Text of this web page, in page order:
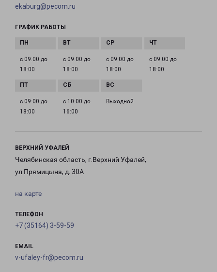
ekaburg@pecom.ru
ГРАФИК РАБОТЫ
с 09:00 до
18:00
с 09:00 до
18:00
с 09:00 до
18:00
с 09:00 до
18:00
с 09:00 до
18:00
с 10:00 до
16:00
Выходной
ВЕРХНИЙ УФАЛЕЙ
Челябинская область, г.Верхний Уфалей,
ул.Прямицына, д. 30А
на карте
ТЕЛЕФОН
+7 (35164) 3-59-59
EMAIL
v-ufaley-fr@pecom.ru